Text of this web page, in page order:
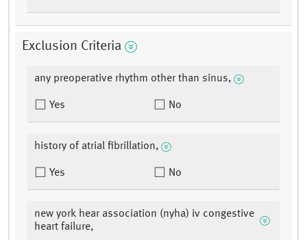
Exclusion Criteria
any preoperative rhythm other than sinus,
Yes No
history of atrial fibrillation,
Yes No
new york hear association (nyha) iv congestive
heart failure,